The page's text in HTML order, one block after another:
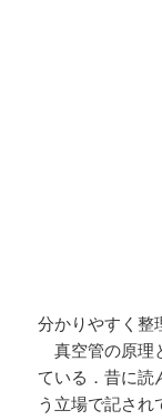
分かりやすく整
真空管の原理
ている．昔に読
う立場で記さ